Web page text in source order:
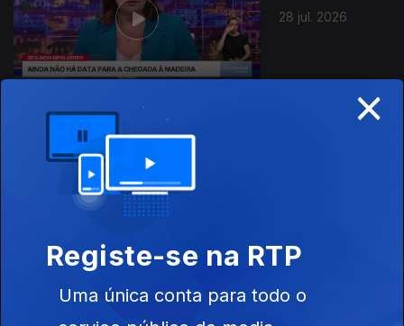
28 jul. 2026
945071 ×
Registe-se na RTP
Uma única conta para todo o